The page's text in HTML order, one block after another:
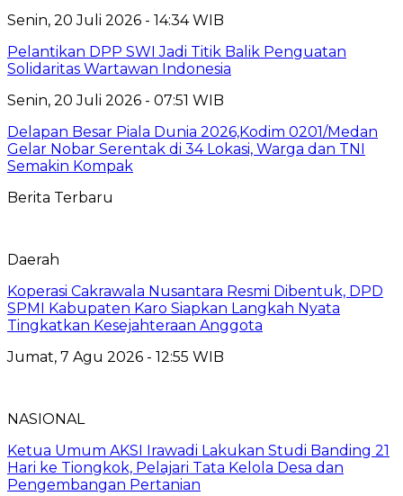
Senin, 20 Juli 2026 - 14:34 WIB
Pelantikan DPP SWI Jadi Titik Balik Penguatan
Solidaritas Wartawan Indonesia
Senin, 20 Juli 2026 - 07:51 WIB
Delapan Besar Piala Dunia 2026,Kodim 0201/Medan
Gelar Nobar Serentak di 34 Lokasi, Warga dan TNI
Semakin Kompak
Berita Terbaru
Daerah
Koperasi Cakrawala Nusantara Resmi Dibentuk, DPD
SPMI Kabupaten Karo Siapkan Langkah Nyata
Tingkatkan Kesejahteraan Anggota
Jumat, 7 Agu 2026 - 12:55 WIB
NASIONAL
Ketua Umum AKSI Irawadi Lakukan Studi Banding 21
Hari ke Tiongkok, Pelajari Tata Kelola Desa dan
Pengembangan Pertanian